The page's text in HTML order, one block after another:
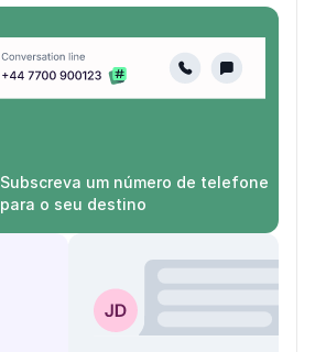
Subscreva um número de telefone
para o seu destino